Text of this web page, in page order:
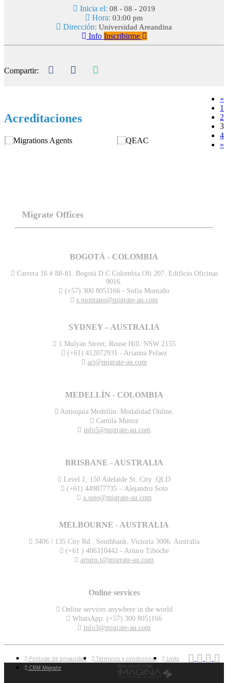
Inicia el: 08 - 08 - 2019
Hora: 03:00 pm
Dirección: Universidad Areandina
Info Inscribirme
Compartir:
«
1
2
3
4
»
Acreditaciones
Migrate Offices
BOGOTÁ - COLOMBIA
Carrera 16 # 88-81. Bogotá D.C Colombia.Ofi 207. Edificio Oficinas
9016.
(+57) 300 8051166 - Sofia Montaño
s.montano@migrate-au.com
SYDNEY – AUSTRALIA
1 Mulyan Street, Rouse Hill. NSW 2155
(+61) 412072931 - Arianna Pelaez
ari@migrate-au.com
MEDELLÍN - COLOMBIA
Antioquia Medellín. Modalidad Online.
Camila Munoz
info5@migrate-au.com
BRISBANE - AUSTRALIA
Level 1, 150 Adelaide St. City .QLD
(+61) 449877735 – Alejandro Soto
a.soto@migrate-au.com
MELBOURNE - AUSTRALIA
3406 / 135 City Rd . Southbank. Victoria 3006. Australia
(+61 ) 406310442 - Arturo Tiboche
arturo.t@migrate-au.com
Online services
Online services anywhere in the world
WhatsApp: (+57) 300 8051166
info3@migrate-au.com
Politicas de privacidad Términos y condiciones
Links
CRM Migrate